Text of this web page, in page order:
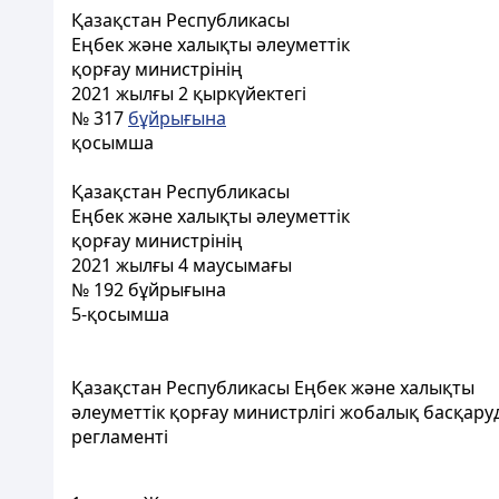
Қазақстан Республикасы
Еңбек және халықты әлеуметтік
қорғау министрінің
2021 жылғы 2 қыркүйектегі
№ 317 бұйрығына
қосымша
Қазақстан Республикасы
Еңбек және халықты әлеуметтік
қорғау министрінің
2021 жылғы 4 маусымағы
№ 192 бұйрығына
5-қосымша
Қазақстан Республикасы Еңбек және халықты
әлеуметтік қорғау министрлігі жобалық
регламенті